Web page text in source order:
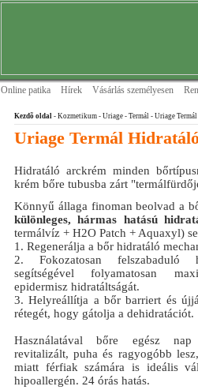
Online patika Hírek Vásárlás személyesen
Kezdõ oldal - Kozmetikum - Uriage - Termál - Uriage
Uriage Termál
Hidratáló arckrém minden
krém bőre tubusba zárt
Könnyű állaga finoman beolvad a
különleges, hármas hatású
termálvíz + H2O Patch + Aquaxyl)
1. Regenerálja a bőr hidratáló
2. Fokozatosan felszabaduló
segítségével folyamatosan
epidermisz hidratáltságát.
3. Helyreállítja a bőr barriert és
rétegét, hogy gátolja a dehidratációt.
Használatával bőre egész
revitalizált, puha és ragyogóbb
miatt férfiak számára is ideális
hipoallergén. 24 órás hatás.